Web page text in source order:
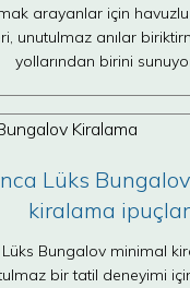
arayanlar için
unutulmaz anılar
yollarından birini
Lüks
kiralama
Bungalov minimal
bir tatil deneyimi